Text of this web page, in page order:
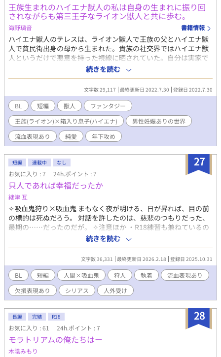
王族生まれのハイエナ獣人の私は自身の生まれに振り回
されながらも第三王子なライオン獣人と共に歩む。
海野璃音 書籍情報
ハイエナ獣人のテレスは、ライオン獣人で王族の父とハイエナ獣
人で貧民街出身の母から生まれた。貴族の社交界ではハイエナ獣
人というだけで悪意を持った視線に晒されていた。自分は実家で
一生を過ごすのだと諦めていたテレスだが、ある日第三王子であ
るレーヴェから婚約を申し込まれる。自分には不相応だと思いな
がらも、レーヴェに惹かれていくテレス。襲い掛かる試練と犠牲
の末に弱かったテレスは強さと幸せを手に入れる。 ※以前書いた
『ごろつきだったハイエナ獣人の俺を救ってくれたのは、王族軍
人のライオン獣人だった。』の続編で二人の子供の話ですが短編
でも読める作りになっています。 ※ムーンライトノベルズにも掲
載中。
続きを読む
文字数 29,117 最終更新日 2022.7.30 登録日 2022.7.30
BL 短編 獣人
ファンタジー
王族(ライオン)×箱入り息子(ハイエナ)
男性妊娠ありの世界
流血表現あり
純愛 年下攻め
27
短編 連載中 なし
お気に入り : 7 24h.ポイント : 7
只人であれば幸福だったか
継津 互
✧吸血鬼狩り×吸血鬼 まもなく夜が明ける、日が昇れば、目の前
の標的は死ぬだろう。 対話を許したのは、慈悲のつもりだった、
最期の……だったのだが。 ✧注意ほか ・R18練習も兼ねているの
でかなり早めにR18付きます。多分。 (↑嘘です。全然早めじゃ
ない。まだついてません) ・受けの欠損とか流血とかあります。で
もまた生えるんで……。 ・無意識の執着。溺愛はしないかも。し
ないというか、自覚に時間がかかります。 ・暗めの書きたいな、
の息抜き作ゆえ不定期更新。お気に入りつけてもらえると更新ご
と通知とびます。
続きを読む
文字数 36,331 最終更新日 2026.2.18 登録日 2025.10.31
BL 短編 人間×吸血鬼 狩人 執着
流血表現あり
欠損表現あり
シリアス 人外受け
28
長編 完結 R18
お気に入り : 61 24h.ポイント : 7
モラトリアムの俺たちはー
木陰みもり